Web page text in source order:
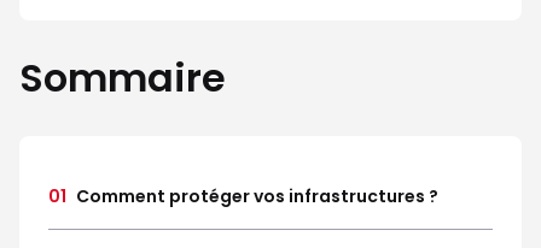
Sommaire
01 Comment protéger vos infrastructures ?